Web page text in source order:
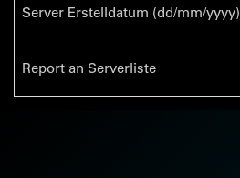
Server Erstelldatum (dd/mm/yyyy)
Report an Serverliste